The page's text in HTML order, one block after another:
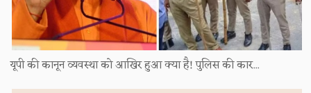
यूपी की कानून व्यवस्था को आखिर हुआ क्या है! पुलिस की कार...